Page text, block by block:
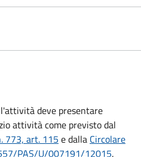
deve presentare
attivitàcome previsto dal
773, art. 115 e dalla Circolare
PAS/U/007191/12015.